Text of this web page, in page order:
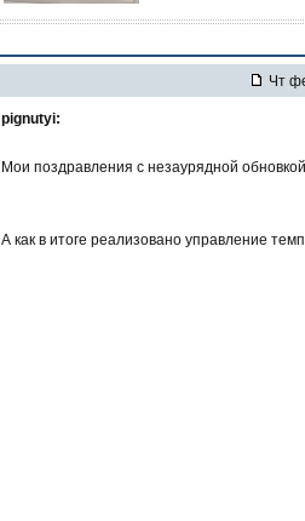
Чт
pignutyi:
Мои поздравления с незаурядной
А как в итоге реализовано управление